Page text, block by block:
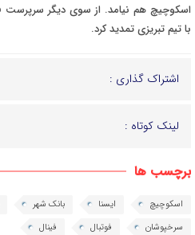
اسکوچیچ هم نیامد. از سوی دیگر سرپرست
با تیم تبریزی تمدید کرد.
اشتراک گذاری :
لینک کوتاه :
برچسب ها
اسکوچیچ ایسنا بانک شهر
سرخپوشان
فوتبال فینال